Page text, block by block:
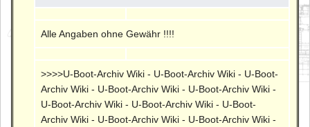
Alle Angaben ohne Gewähr !!!!
>>>>U-Boot-Archiv Wiki - U-Boot-Archiv Wiki - U-Boot-
Archiv Wiki - U-Boot-Archiv Wiki - U-Boot-Archiv Wiki -
U-Boot-Archiv Wiki - U-Boot-Archiv Wiki - U-Boot-
Archiv Wiki - U-Boot-Archiv Wiki - U-Boot-Archiv Wiki -